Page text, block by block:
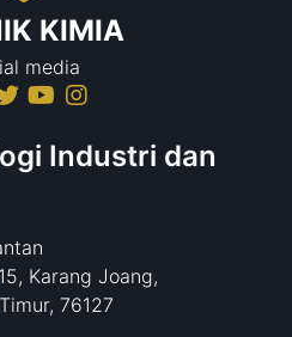
KIMIA
media
Industri dan
Karang Joang,
76127